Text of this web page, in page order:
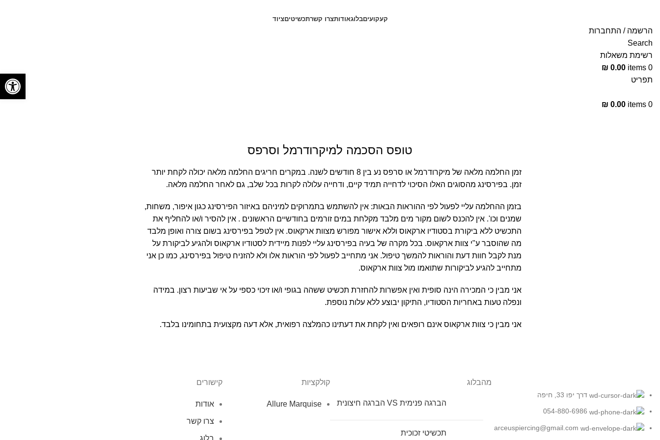
קעקועיםבלוגאודותצרו קשרתכשיטיםציוד
הרשמה / התחברות
Search
רשימת משאלות
0
items
₪ 0.00
תפריט
0
items
₪ 0.00
טופס הסכמה למיקרודרמל וסרפס
זמן החלמה מלאה של מיקרודרמל או סרפס נע בין 8 חודשים לשנה. במקרים חריגים החלמה מלאה יכולה לקחת יותר
זמן. בפירסינג מהסוגים האלו הסיכוי לדחייה תמיד קיים, ודחייה עלולה לקרות בכל שלב, גם לאחר החלמה מלאה.
בזמן ההחלמה עליי לפעול לפי ההוראות הבאות: אין להשתמש בתמרוקים למיניהם באיזור הפירסינג כגון איפור, משחות,
שמנים וכו'. אין להכנס לשום מקור מים מלבד מקלחת במים זורמים בחודשיים הראשונים . אין להסיר ו/או להחליף את
התכשיט ללא ביקורת בסטודיו ארקאוס וללא אישור מפורש מצוות ארקאוס. אין לטפל בפירסינג בשום צורה ואופן מלבד
מה שהוסבר ע"י צוות ארקאוס. בכל מקרה של בעיה בפירסינג עליי לפנות מיידית לסטודיו ארקאוס ולהגיע לביקורת על
מנת לקבל חוות דעת והוראות להמשך טיפול. אני מתחייב לפעול לפי הוראות אלו ולא להזניח טיפול בפירסינג, כמו כן אני
מתחייב להגיע לביקורות שתואמו מול צוות ארקאוס.
אני מבין כי המכירה הינה סופית ואין אפשרות להחזרת תכשיט ששהה בגופי ו/או זיכוי כספי על אי שביעות רצון. במידה
ונפלה טעות באחריות הסטודיו, התיקון יבוצע ללא עלות נוספת.
אני מבין כי צוות ארקאוס אינם רופאים ואין לקחת את דעתינו כהמלצה רפואית, אלא דעה מקצועית בתחומינו בלבד.
דרך יפו 33, חיפה
054-880-6986
arceuspiercing@gmail.com
מהבלוג
הברגה פנימית VS הברגה חיצונית
תכשיטי זכוכית
קולקציות
Allure Marquise
קישורים
אודות
צרו קשר
בלוג
פתח